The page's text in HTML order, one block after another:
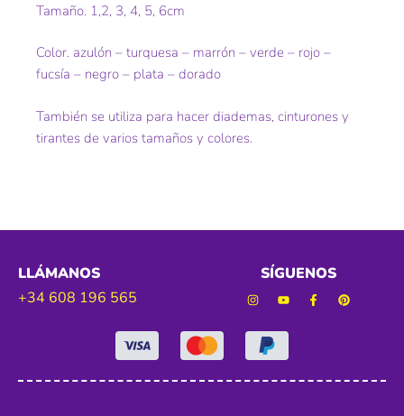
Tamaño. 1,2, 3, 4, 5, 6cm
Color. azulón – turquesa – marrón – verde – rojo –
fucsía – negro – plata – dorado
También se utiliza para hacer diademas, cinturones y
tirantes de varios tamaños y colores.
LLÁMANOS
+34 608 196 565
SÍGUENOS